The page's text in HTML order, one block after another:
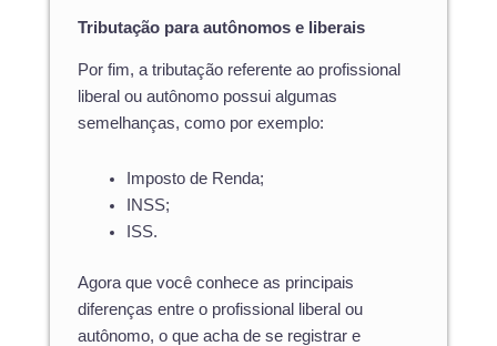
Tributação para autônomos e liberais
Por fim, a tributação referente ao profissional
liberal ou autônomo possui algumas
semelhanças, como por exemplo:
Imposto de Renda;
INSS;
ISS.
Agora que você conhece as principais
diferenças entre o profissional liberal ou
autônomo, o que acha de se registrar e